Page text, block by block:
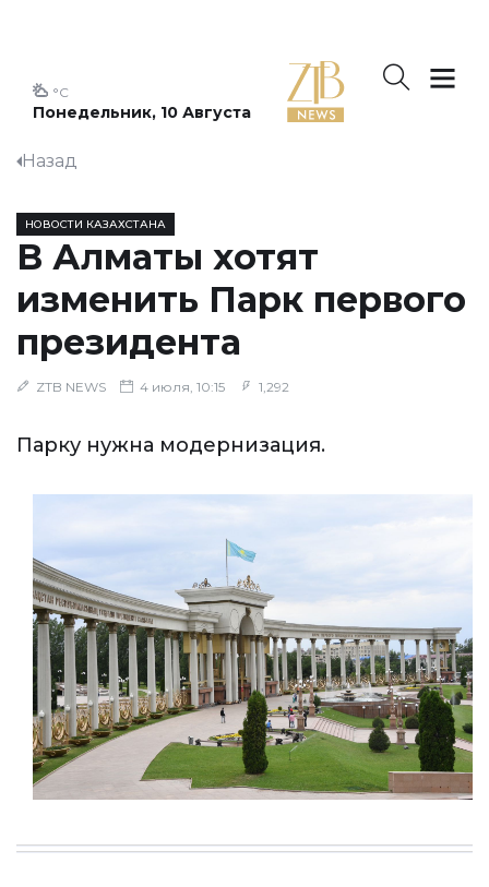
Понедельник, 10 Августа
°C
Назад
НОВОСТИ КАЗАХСТАНА
В Алматы хотят
изменить Парк первого
президента
ZTB NEWS 4 июля, 10:15 1,292
Парку нужна модернизация.